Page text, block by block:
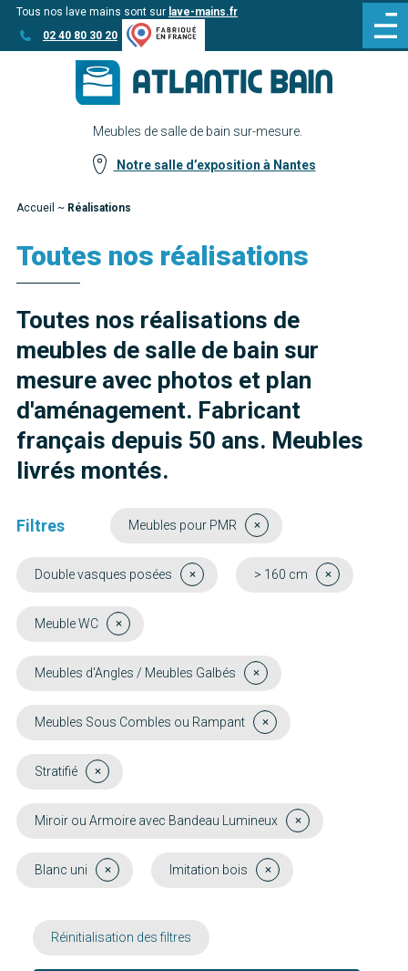
Aller
au
Aller au
contenu
Tous nos lave mains sont sur lave-mains.fr
02 40 80 30 20
Meubles de salle de bain sur-mesure.
Notre salle d’exposition à Nantes
Accueil ~ Réalisations
Toutes nos réalisations
Toutes nos réalisations de
meubles de salle de bain sur
mesure avec photos et plan
d'aménagement. Fabricant
français depuis 50 ans. Meubles
livrés montés.
Filtres Meubles pour PMR
Double vasques posées > 160 cm
Meuble WC
Meubles d'Angles / Meubles Galbés
Meubles Sous Combles ou Rampant
Stratifié
Miroir ou Armoire avec Bandeau Lumineux
Blanc uni Imitation bois
Réinitialisation des filtres